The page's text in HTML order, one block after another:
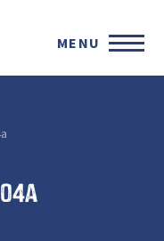
MENU